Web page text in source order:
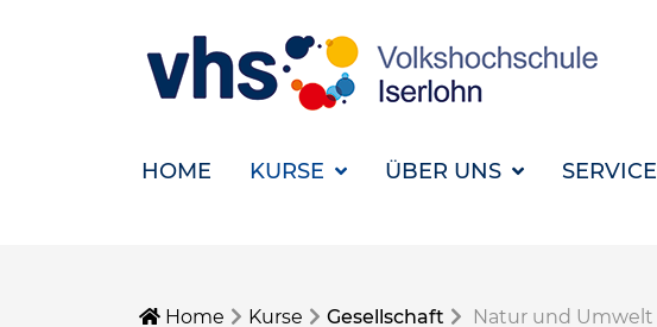
HOME KURSE ÜBER UNS SERVICE
Home Kurse Gesellschaft Natur und Umwelt